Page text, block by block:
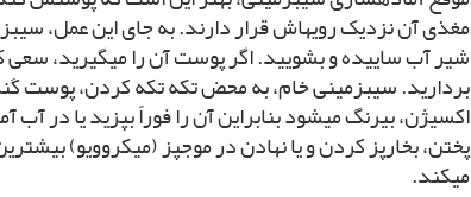
مغذى آن نزدیک رویه‏اش قرار دارند. به جاى این عمل،
شیر آب ساییده و بشویید. اگر پوست آن را مى‏گیرید، سعى
بردارید. سیب‏زمینى خام، به محض تکه تکه کردن، پوست
اکسیژن، بى‏رنگ مى‏شود بنابراین آن را فوراً بپزید یا در آب
پختن، بخارپز کردن و یا نهادن در موج‏پز (میکروویو)
مى‏کند.